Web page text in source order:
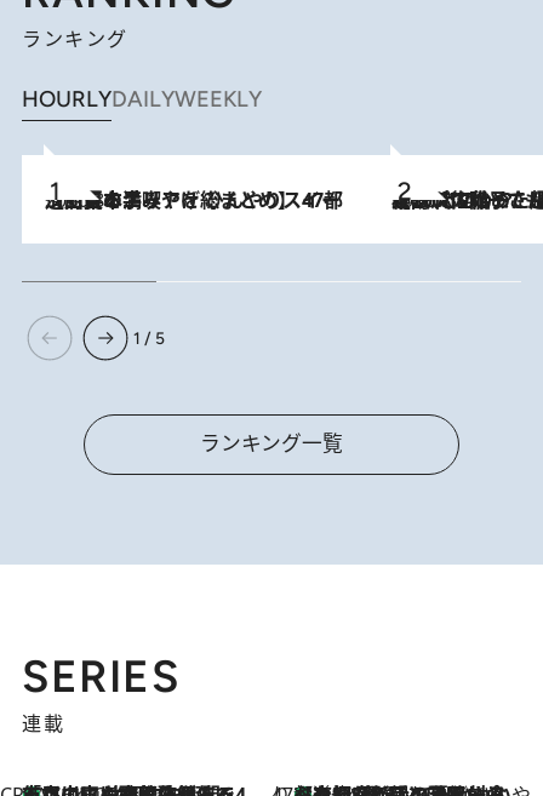
ランキング
HOURLYDAILYWEEKLY
2026.8.5
【西日本エリアを総まとめ】 47都道府県の手みやげ ひんやりスイーツで夏を満喫 2026.8.5
【阿川佐和子さんの年とる力】なぜ70代で始めた趣味は“こんなに楽しい”のか？ ピアノ、俳句…スランプに陥っても続けられる“ある秘訣”とは
1 / 5
ランキング一覧
SERIES
連載